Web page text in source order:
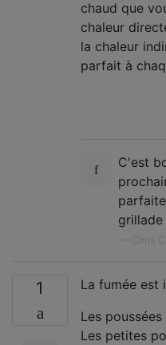
chaud que
chaleur
la chaleur
parfait à
C'est
Chris
1
La fumée est
Les
Les petites